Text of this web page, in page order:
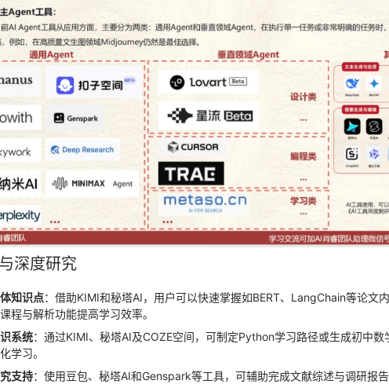
深度研究
知识点：借助KIMI和秘塔AI，用户可以快速掌握如BERT、LangChain等论文
程与解析功能提高学习效率。
系统：通过KIMI、秘塔AI及COZE空间，可制定Python学习路径或生成初中数
学习。
支持：使用豆包、秘塔AI和Genspark等工具，可辅助完成文献综述与调研报